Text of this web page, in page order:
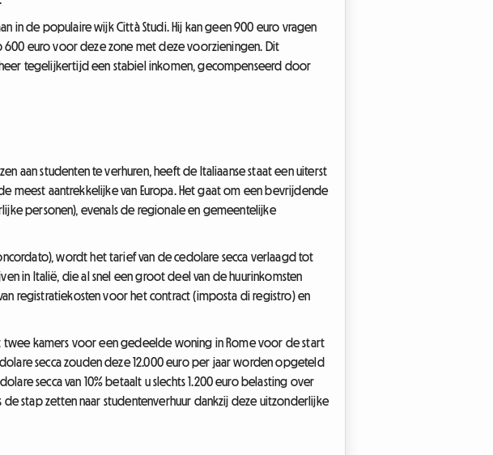
in de populaire wijk Città Studi. Hij kan geen 900 euro vragen
euro voor deze zone met deze voorzieningen. Dit
tegelijkertijd een stabiel inkomen, gecompenseerd door
aan studenten te verhuren, heeft de Italiaanse staat een uiterst
meest aantrekkelijke van Europa. Het gaat om een bevrijdende
personen), evenals de regionale en gemeentelijke
wordt het tarief van de cedolare secca verlaagd tot
in Italië, die al snel een groot deel van de huurinkomsten
registratiekosten voor het contract (imposta di registro) en
kamers voor een gedeelde woning in Rome voor de start
secca zouden deze 12.000 euro per jaar worden opgeteld
secca van 10% betaalt u slechts 1.200 euro belasting over
stap zetten naar studentenverhuur dankzij deze uitzonderlijke